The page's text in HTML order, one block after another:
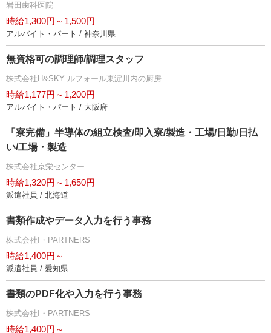
田歯科医院
時給1,300円～1,500円
アルバイト・パート / 神奈川県
無資格可の調理師/調理スタッフ
株式会社H&SKY ルフォール東淀川内の厨房
時給1,177円～1,200円
アルバイト・パート / 大阪府
「寮完備」半導体の組立検査/即入寮/製造・工場/日勤/日払
い/工場・製造
株式会社京栄センター
時給1,320円～1,650円
派遣社員 / 北海道
書類作成やデータ入力を行う事務
株式会社I・PARTNERS
時給1,400円～
派遣社員 / 愛知県
書類のPDF化や入力を行う事務
株式会社I・PARTNERS
時給1,400円～